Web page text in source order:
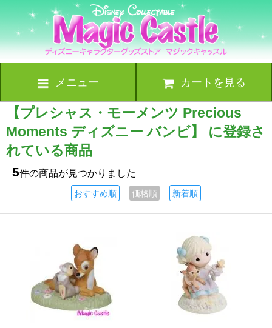
メニュー カートを見る
【プレシャス・モーメンツ Precious
Moments ディズニー バンビ】 に登録さ
れている商品
5件の商品が見つかりました
おすすめ順 価格順 新着順